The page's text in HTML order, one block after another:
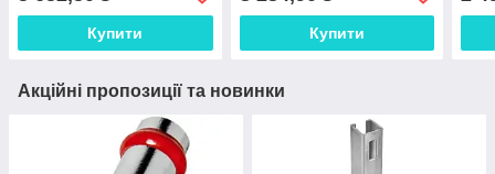
Купити Купити
Акційні пропозиції та новинки